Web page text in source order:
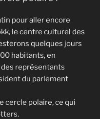
pour aller encore
le centre culturel des
quelques jours
habitants, en
représentants
du parlement
cercle polaire, ce qui